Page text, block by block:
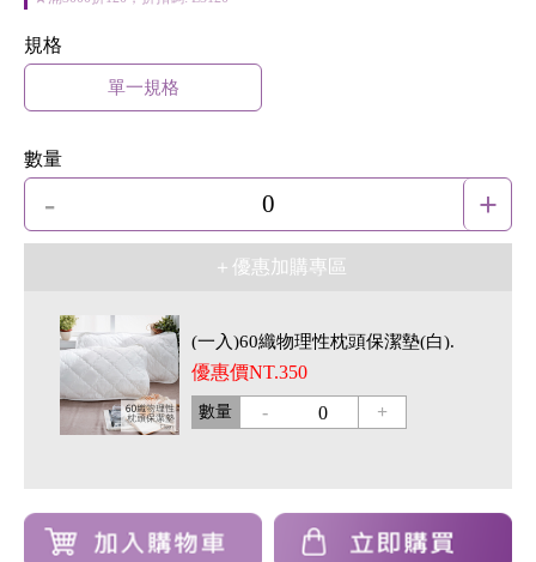
規格
單一規格
數量
- 0 +
＋優惠加購專區
(一入)60織物理性枕頭保潔墊(白).
優惠價NT.350
數量 - 0 +